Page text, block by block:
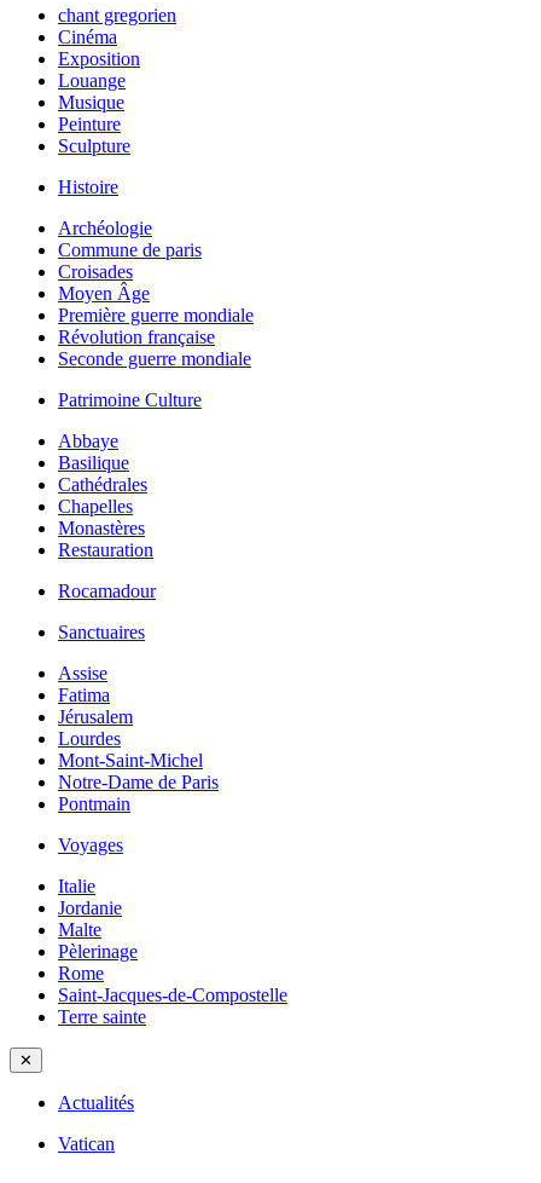
chant gregorien
Cinéma
Exposition
Louange
Musique
Peinture
Sculpture
Histoire
Archéologie
Commune de paris
Croisades
Moyen Âge
Première guerre mondiale
Révolution française
Seconde guerre mondiale
Patrimoine Culture
Abbaye
Basilique
Cathédrales
Chapelles
Monastères
Restauration
Rocamadour
Sanctuaires
Assise
Fatima
Jérusalem
Lourdes
Mont-Saint-Michel
Notre-Dame de Paris
Pontmain
Voyages
Italie
Jordanie
Malte
Pèlerinage
Rome
Saint-Jacques-de-Compostelle
Terre sainte
✕
Actualités
Vatican